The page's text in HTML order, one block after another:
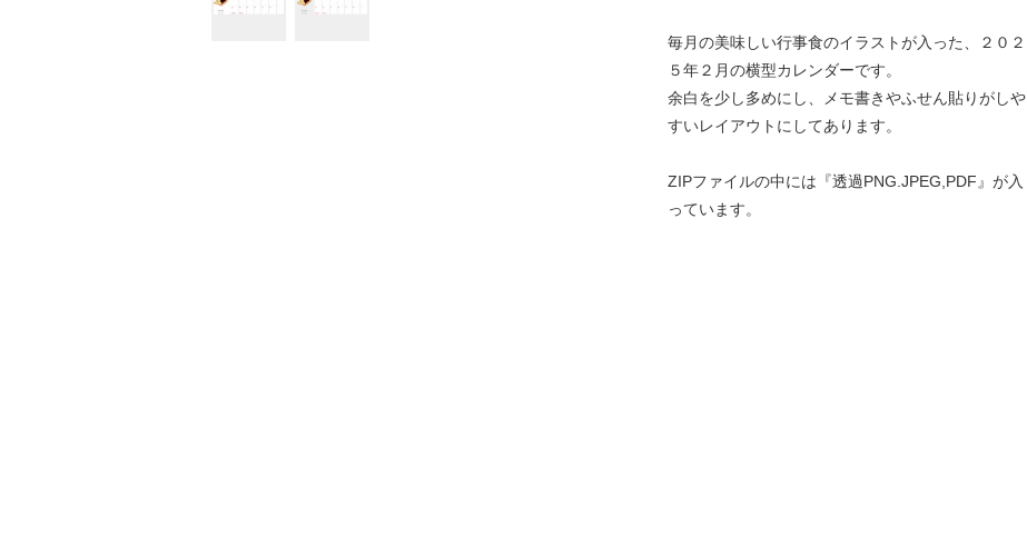
毎月の美味しい行事食のイラストが入った、２０２
５年２月の横型カレンダーです。
余白を少し多めにし、メモ書きやふせん貼りがしや
すいレイアウトにしてあります。
ZIPファイルの中には『透過PNG.JPEG,PDF』が入
っています。